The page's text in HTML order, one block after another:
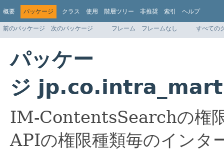
概要 パッケージ クラス 使用 階層ツリー 非推奨 索引 ヘルプ
前のパッケージ 次のパッケージ フレーム フレームなし すべての
パッケー
ジ
IM-ContentsSearchの権
APIの権限種類毎のインタ